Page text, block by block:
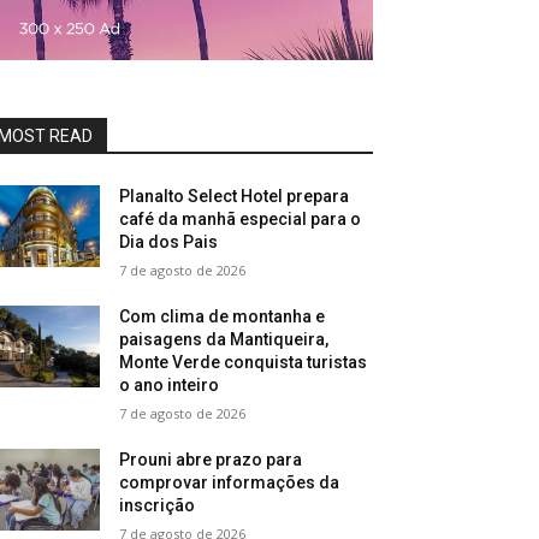
READ
Planalto Select Hotel prepara
café da manhã especial para o
Dia dos Pais
7 de agosto de 2026
Com clima de montanha e
paisagens da Mantiqueira,
Monte Verde conquista turistas
o ano inteiro
7 de agosto de 2026
Prouni abre prazo para
comprovar informações da
inscrição
7 de agosto de 2026